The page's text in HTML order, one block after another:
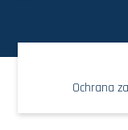
Ochrana